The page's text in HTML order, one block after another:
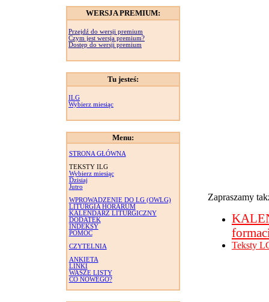
WERSJA PREMIUM:
Przejdź do wersji premium
Czym jest wersja premium?
Dostęp do wersji premium
Tu jesteś:
ILG
Wybierz miesiąc
Menu:
STRONA GŁÓWNA
TEKSTY ILG
Wybierz miesiąc
Dzisiaj
Jutro
WPROWADZENIE DO LG (OWLG)
LITURGIA HORARUM
KALENDARZ LITURGICZNY
DODATEK
INDEKSY
POMOC
CZYTELNIA
ANKIETA
LINKI
WASZE LISTY
CO NOWEGO?
Zapraszamy
Teksty